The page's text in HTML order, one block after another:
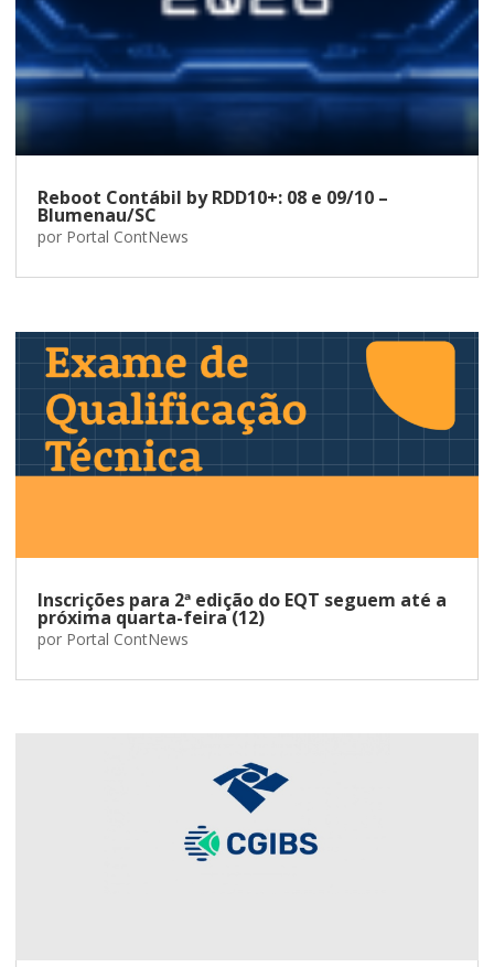
Reboot Contábil by RDD10+: 08 e 09/10 –
Blumenau/SC
por Portal ContNews
Inscrições para 2ª edição do EQT seguem até a
próxima quarta-feira (12)
por Portal ContNews